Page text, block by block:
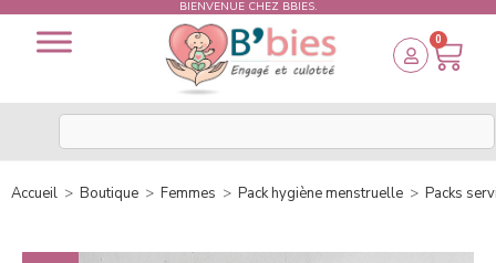
BIENVENUE CHEZ BBIES.
0
Accueil > Boutique > Femmes > Pack hygiène menstruelle > Packs